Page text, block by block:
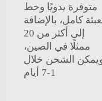
متوفرة يدويًا وخط
كامل، بالإضافة
إلى أكثر من 20
ممثلًا في الصين،
الشحن خلال
1-7 أيام